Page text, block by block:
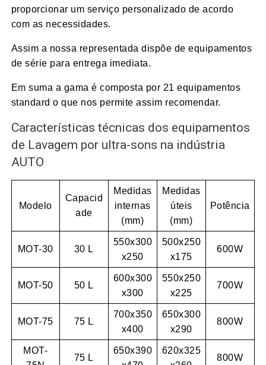
proporcionar um serviço personalizado de acordo
com as necessidades.
Assim a nossa representada dispõe de equipamentos
de série para entrega imediata.
Em suma a gama é composta por 21 equipamentos
standard o que nos permite assim recomendar.
Características técnicas dos equipamentos
de Lavagem por ultra-sons na indústria
AUTO
Modelo
Capacid
ade
Medidas
internas
(mm)
Medidas
úteis
(mm)
Potência
MOT-30 30 L
550x300
x250
500x250
x175
600W
MOT-50 50 L
600x300
x300
550x250
x225
700W
MOT-75 75 L
700x350
x400
650x300
x290
800W
MOT-
75 L
650x390
620x325
800W